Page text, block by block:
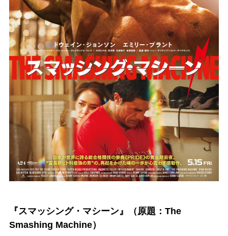
『スマッシング・マシーン』（原題：The
Smashing Machine）